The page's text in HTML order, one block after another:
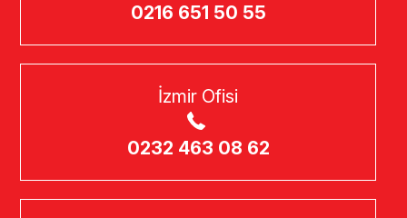
0216 651 50 55
İzmir Ofisi
0232 463 08 62